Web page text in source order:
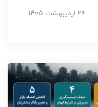
26 ارديبهشت 1405